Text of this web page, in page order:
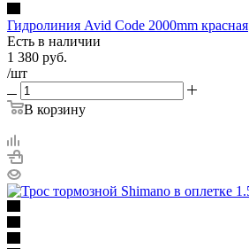
Гидролиния Avid Code 2000mm красная
Есть в наличии
1 380 руб.
/шт
В корзину